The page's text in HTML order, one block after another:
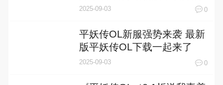
2025-09-03 0
平妖传OL新服强势来袭 最新
版平妖传OL下载一起来了
2025-09-03 0